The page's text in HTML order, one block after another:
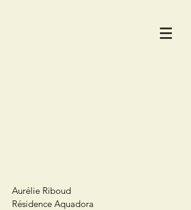
Aurélie Riboud
Résidence Aquadora